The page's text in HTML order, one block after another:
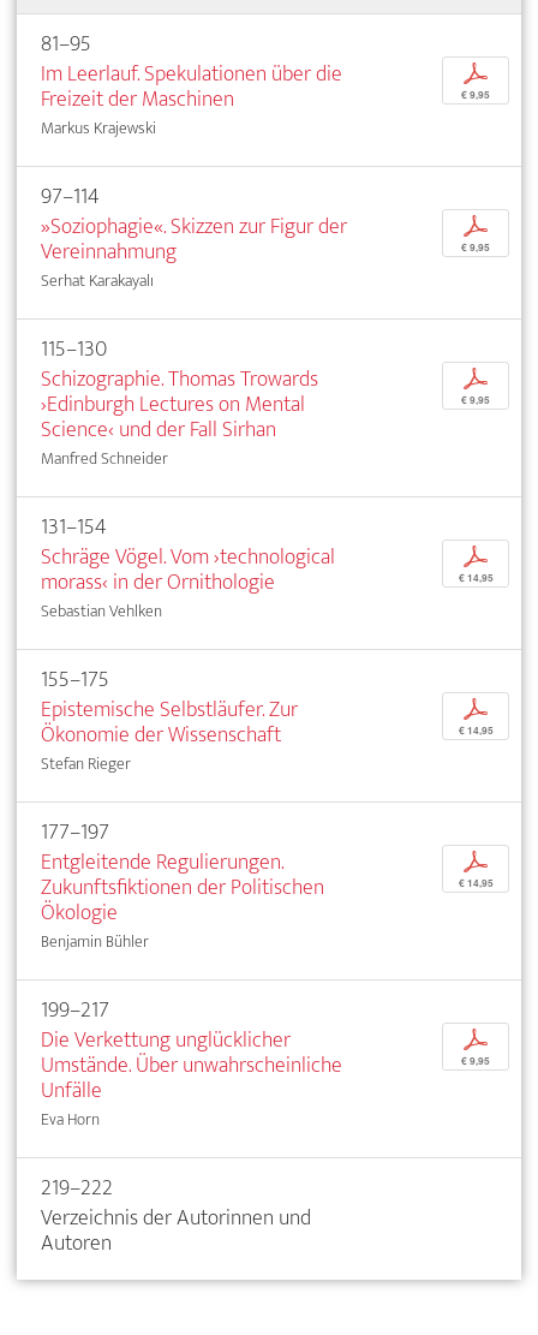
81–95
Im Leerlauf. Spekulationen über die
Freizeit der Maschinen
Markus Krajewski
p
€ 9,95
97–114
»Soziophagie«. Skizzen zur Figur der
Vereinnahmung
Serhat Karakayalı
p
€ 9,95
115–130
Schizographie. Thomas Trowards
›Edinburgh Lectures on Mental
Science‹ und der Fall Sirhan
Manfred Schneider
p
€ 9,95
131–154
Schräge Vögel. Vom ›technological
morass‹ in der Ornithologie
Sebastian Vehlken
p
€ 14,95
155–175
Epistemische Selbstläufer. Zur
Ökonomie der Wissenschaft
Stefan Rieger
p
€ 14,95
177–197
Entgleitende Regulierungen.
Zukunftsfiktionen der Politischen
Ökologie
Benjamin Bühler
p
€ 14,95
199–217
Die Verkettung unglücklicher
Umstände. Über unwahrscheinliche
Unfälle
Eva Horn
p
€ 9,95
219–222
Verzeichnis der Autorinnen und
Autoren